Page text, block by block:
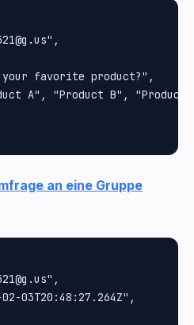
favorite product?",
A", "Product B", "Product
an eine Gruppe
03T20:48:27.264Z",